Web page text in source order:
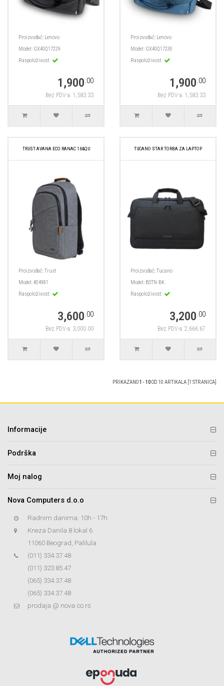
Proizvođač: Lenovo
Model: GX40Q17229
Raspoloživost:
1,900.00
Bez PDV-a: 1,583.33
Proizvođač: Lenovo
Model: GX40Q17230
Raspoloživost:
1,900.00
Bez PDV-a: 1,583.33
TRUST AVANA ECO RANAC 16&QU
Proizvođač:Trust
Model:#24981
Raspoloživost:
3,600.00
Bez PDV-a: 3,000.00
TUCANO STAR TORBA ZA LAPTOP
Proizvođač:Tucano
Model: BSTN-BK
Raspoloživost:
3,200.00
Bez PDV-a: 2,666.67
PRIKAZANO1 - 10OD 10 ARTIKALA [1 STRANICA]
Informacije
Podrška
Moj nalog
Nova Computers d.o.o
Radnim danima: 10h - 17h
Kneza Danila 8 lokal 6
11060 Beograd, Palilula
(011) 334.37.48
(011) 323.85.47
(065) 334.37.48
(065) 334.37.48
prodaja @ nova.co.rs